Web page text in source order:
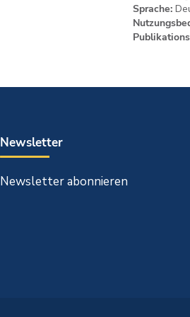
Sprache:
Newsletter
Newsletter abonnieren